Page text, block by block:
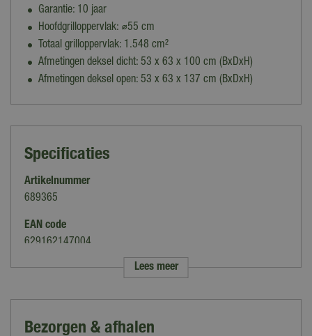
Garantie: 10 jaar
Hoofdgrilloppervlak: ⌀55 cm
Totaal grilloppervlak: 1.548 cm²
Afmetingen deksel dicht: 53 x 63 x 100 cm (BxDxH)
Afmetingen deksel open: 53 x 63 x 137 cm (BxDxH)
Specificaties
Artikelnummer
689365
EAN code
629162147004
Merk
Zilver, Zwart
Lees meer
Bezorgen & afhalen